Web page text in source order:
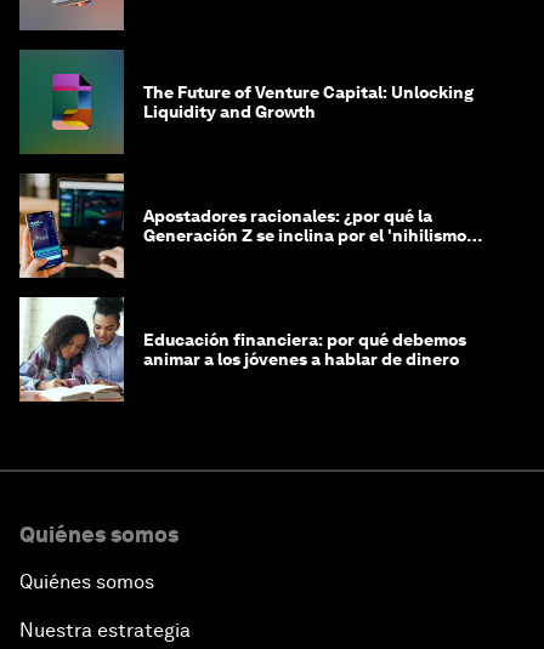
The Future of Venture Capital: Unlocking
Liquidity and Growth
Apostadores racionales: ¿por qué la
Generación Z se inclina por el 'nihilismo
Educación financiera: por qué debemos
animar a los jóvenes a hablar de dinero
Quiénes somos
Quiénes somos
Nuestra estrategia